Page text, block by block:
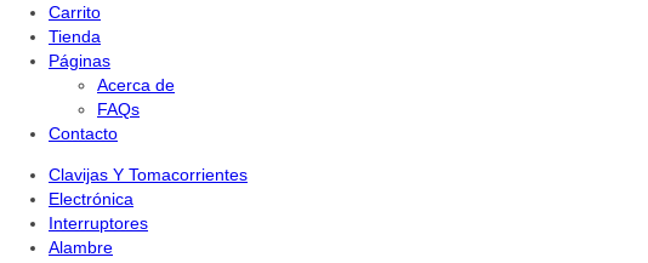
Carrito
Tienda
Páginas
Acerca de
FAQs
Contacto
Clavijas Y Tomacorrientes
Electrónica
Interruptores
Alambre